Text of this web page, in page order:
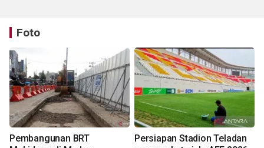
Foto
Pembangunan BRT
Persiapan Stadion Teladan